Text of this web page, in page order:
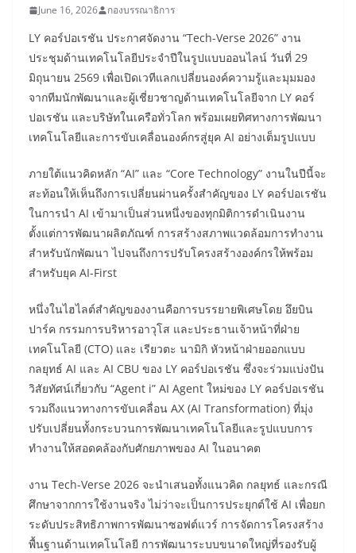
June 16, 2026 กองบรรณาธิการ
LY คอร์ปอเรชัน ประกาศจัดงาน “Tech-Verse 2026” งาน
ประชุมด้านเทคโนโลยีประจำปีในรูปแบบออนไลน์ วันที่ 29
มิถุนายน 2569 เพื่อเปิดเวทีแลกเปลี่ยนองค์ความรู้และมุมมอง
จากทีมนักพัฒนาและผู้เชี่ยวชาญด้านเทคโนโลยีจาก LY คอร์
ปอเรชัน และบริษัทในเครือทั่วโลก พร้อมเผยทิศทางการพัฒนา
เทคโนโลยีและการขับเคลื่อนองค์กรสู่ยุค AI อย่างเต็มรูปแบบ
ภายใต้แนวคิดหลัก “AI” และ “Core Technology” งานในปีนี้จะ
สะท้อนให้เห็นถึงการเปลี่ยนผ่านครั้งสำคัญของ LY คอร์ปอเรชัน
ในการนำ AI เข้ามาเป็นส่วนหนึ่งของทุกมิติการดำเนินงาน
ตั้งแต่การพัฒนาผลิตภัณฑ์ การสร้างสภาพแวดล้อมการทำงาน
สำหรับนักพัฒนา ไปจนถึงการปรับโครงสร้างองค์กรให้พร้อม
สำหรับยุค AI-First
หนึ่งในไฮไลต์สำคัญของงานคือการบรรยายพิเศษโดย อึยบิน
ปาร์ค กรรมการบริหารอาวุโส และประธานเจ้าหน้าที่ฝ่าย
เทคโนโลยี (CTO) และ เรียวตะ นามิกิ หัวหน้าฝ่ายออกแบบ
กลยุทธ์ AI และ AI CBU ของ LY คอร์ปอเรชัน ซึ่งจะร่วมแบ่งปัน
วิสัยทัศน์เกี่ยวกับ “Agent i” AI Agent ใหม่ของ LY คอร์ปอเรชัน
รวมถึงแนวทางการขับเคลื่อน AX (AI Transformation) ที่มุ่ง
ปรับเปลี่ยนทั้งกระบวนการพัฒนาเทคโนโลยีและรูปแบบการ
ทำงานให้สอดคล้องกับศักยภาพของ AI ในอนาคต
งาน Tech-Verse 2026 จะนำเสนอทั้งแนวคิด กลยุทธ์ และกรณี
ศึกษาจากการใช้งานจริง ไม่ว่าจะเป็นการประยุกต์ใช้ AI เพื่อยก
ระดับประสิทธิภาพการพัฒนาซอฟต์แวร์ การจัดการโครงสร้าง
พื้นฐานด้านเทคโนโลยี การพัฒนาระบบขนาดใหญ่ที่รองรับผู้